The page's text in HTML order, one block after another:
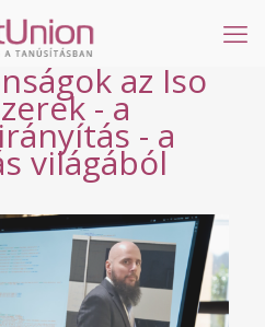
az Iso
- a
- a
világából